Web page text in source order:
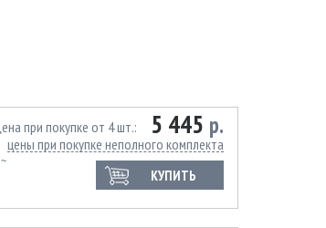
5 445 р.
при покупке от 4 шт.
цены при покупке неполного комплекта
КУПИТЬ
~